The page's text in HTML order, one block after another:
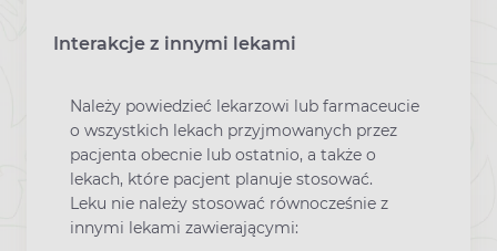
Interakcje z innymi lekami
Należy powiedzieć lekarzowi lub farmaceucie
o wszystkich lekach przyjmowanych przez
pacjenta obecnie lub ostatnio, a także o
lekach, które pacjent planuje stosować.
Leku nie należy stosować równocześnie z
innymi lekami zawierającymi: